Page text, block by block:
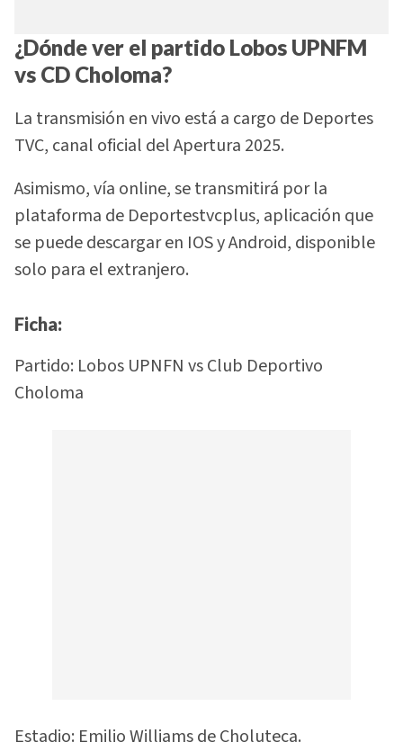
¿Dónde ver el partido Lobos UPNFM
vs CD Choloma?
La transmisión en vivo está a cargo de Deportes
TVC, canal oficial del Apertura 2025.
Asimismo, vía online, se transmitirá por la
plataforma de Deportestvcplus, aplicación que
se puede descargar en IOS y Android, disponible
solo para el extranjero.
Ficha:
Partido: Lobos UPNFN vs Club Deportivo
Choloma
Estadio: Emilio Williams de Choluteca.